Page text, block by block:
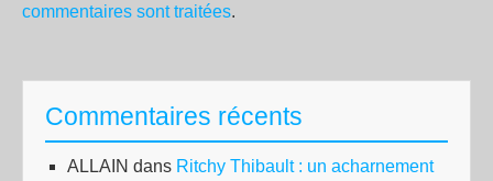
commentaires sont traitées.
Commentaires récents
ALLAIN dans Ritchy Thibault : un acharnement